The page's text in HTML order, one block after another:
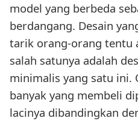
model yang berbeda
berdangang. Desain
tarik orang-orang tentu
salah satunya adalah
minimalis yang satu ini.
banyak yang membeli
lacinya dibandingkan